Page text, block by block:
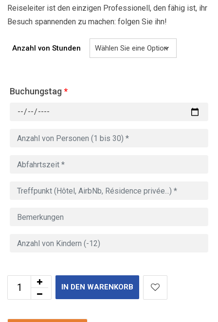
Reiseleiter ist den einzigen Professionell, den fähig ist, ihr
Besuch spannenden zu machen: folgen Sie ihn!
Anzahl von Stunden
Buchungstag*
IN DEN WARENKORB